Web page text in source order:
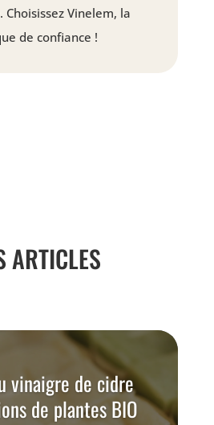
Choisissez Vinelem, la
de confiance !
ARTICLES
vinaigre de cidre
de plantes BIO